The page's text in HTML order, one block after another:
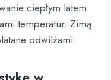
ciepłym latem
temperatur. Zimą
odwilżami.